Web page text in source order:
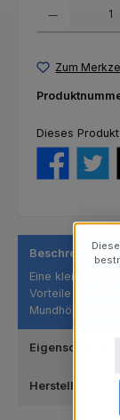
Zum
Dieses
Beschreibung
Eine kleinere
Vorteile des
Mundhöhle.…
Eigenschaften
Hersteller